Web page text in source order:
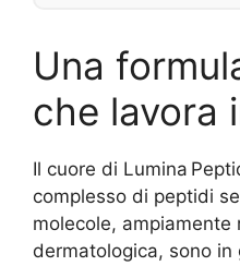
Una
che lavora
Il cuore di Lumina
complesso di peptidi
molecole,
dermatologica, sono